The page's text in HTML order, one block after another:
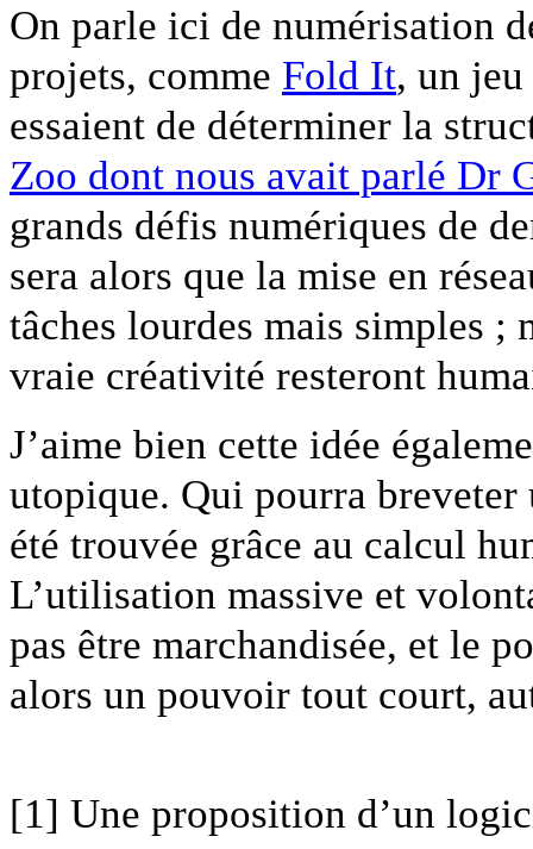
On parle ici de numérisation
projets, comme Fold It, un
essaient de déterminer la
Zoo dont nous avait parlé Dr
grands défis numériques de
sera alors que la mise en
tâches lourdes mais simples ;
vraie créativité resteront
J’aime bien cette idée
utopique. Qui pourra
été trouvée grâce au calcul
L’utilisation massive et
pas être marchandisée, et le
alors un pouvoir tout court,
[1] Une proposition d’un